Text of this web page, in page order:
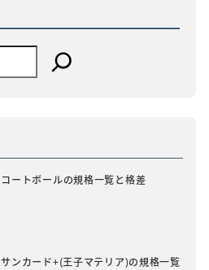
コートボールの規格一覧と格差
サンカード+(王子マテリア)の規格一覧